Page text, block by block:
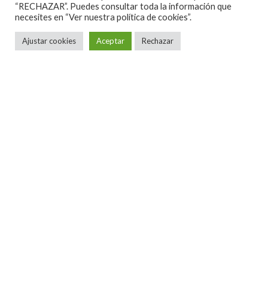
para poder acudir a conciertos de una manera
decente, queuna discoteca no es lugar para oír y
ver una banda.
“RECHAZAR”. Puedes consultar toda la información que
necesites en “Ver nuestra política de cookies”.
Ajustar cookies Aceptar Rechazar